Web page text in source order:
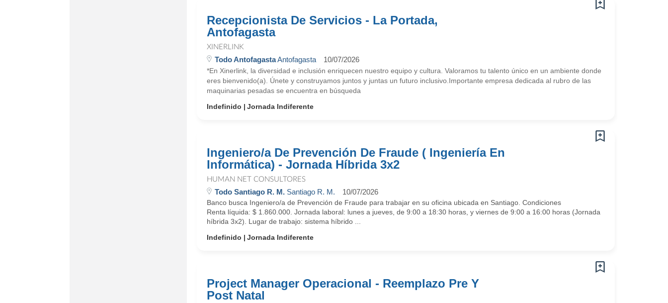
Recepcionista De Servicios - La Portada,
Antofagasta
XINERLINK
Todo AntofagastaAntofagasta 10/07/2026
*En Xinerlink, la diversidad e inclusión enriquecen nuestro equipo y cultura. Valoramos tu talento único en un ambiente donde
eres bienvenido(a). Únete y construyamos juntos y juntas un futuro inclusivo.Importante empresa dedicada al rubro de las
maquinarias pesadas se encuentra en búsqueda
Indefinido
Jornada Indiferente
Ingeniero/a De Prevención De Fraude ( Ingeniería En
Informática) - Jornada Híbrida 3x2
HUMAN NET CONSULTORES
Todo Santiago R. M.Santiago R. M. 10/07/2026
Banco busca Ingeniero/a de Prevención de Fraude para trabajar en su oficina ubicada en Santiago. Condiciones
Renta líquida: $ 1.860.000. Jornada laboral: lunes a jueves, de 9:00 a 18:30 horas, y viernes de 9:00 a 16:00 horas (Jornada
híbrida 3x2). Lugar de trabajo: sistema híbrido ...
Indefinido
Jornada Indiferente
Project Manager Operacional - Reemplazo Pre Y
Post Natal